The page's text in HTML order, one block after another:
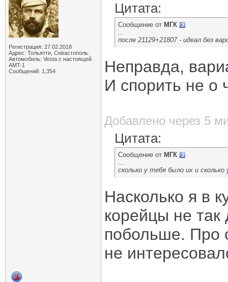
Регистрация: 27.02.2018
Адрес: Тольятти, Севастополь.
Автомобиль: Vesta с настоящей
AMT-1
Сообщений: 1,354
Цитата:
Сообщение от МГК
...
после 21129+21807 - идеал без
Неправда,
И спорить не о
Добавлено через 5
Цитата:
Сообщение от МГК
...
сколько у тебя было их и
Насколько я в
корейцы не
побольше. Про
не